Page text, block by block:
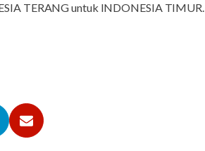
TERANG untuk INDONESIA TIMUR.